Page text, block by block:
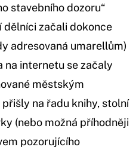
stavebního dozoru“
dělníci začali dokonce
adresovaná umarellům)
na internetu se začaly
městským
na řadu knihy, stolní
(nebo možná příhodněji
pozorujícího